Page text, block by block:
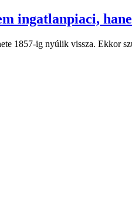
ingatlanpiaci,
1857-ig nyúlik vissza. Ekkor